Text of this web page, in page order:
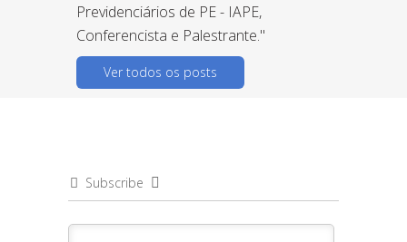
Previdenciários de PE - IAPE,
Conferencista e Palestrante."
Ver todos os posts
Subscribe